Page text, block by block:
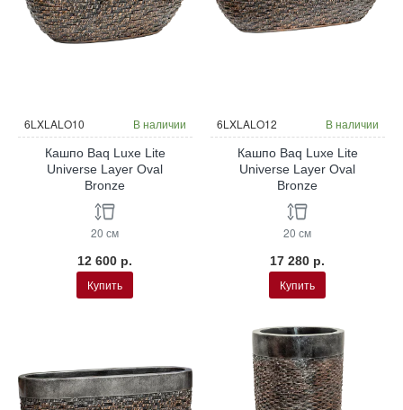
6LXLALO10 В наличии
Кашпо Baq Luxe Lite
Universe Layer Oval
Bronze
20 см
12 600 р.
Купить
6LXLALO12 В наличии
Кашпо Baq Luxe Lite
Universe Layer Oval
Bronze
20 см
17 280 р.
Купить